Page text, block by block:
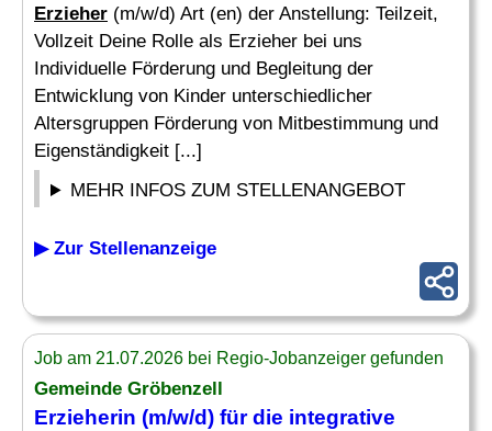
Erzieher (m/w/d) Art (en) der Anstellung: Teilzeit,
Vollzeit Deine Rolle als Erzieher bei uns
Individuelle Förderung und Begleitung der
Entwicklung von Kinder unterschiedlicher
Altersgruppen Förderung von Mitbestimmung und
Eigenständigkeit [...]
MEHR INFOS ZUM STELLENANGEBOT
▶ Zur Stellenanzeige
Job am 21.07.2026 bei Regio-Jobanzeiger gefunden
Gemeinde Gröbenzell
Erzieherin (m/w/d) für die integrative